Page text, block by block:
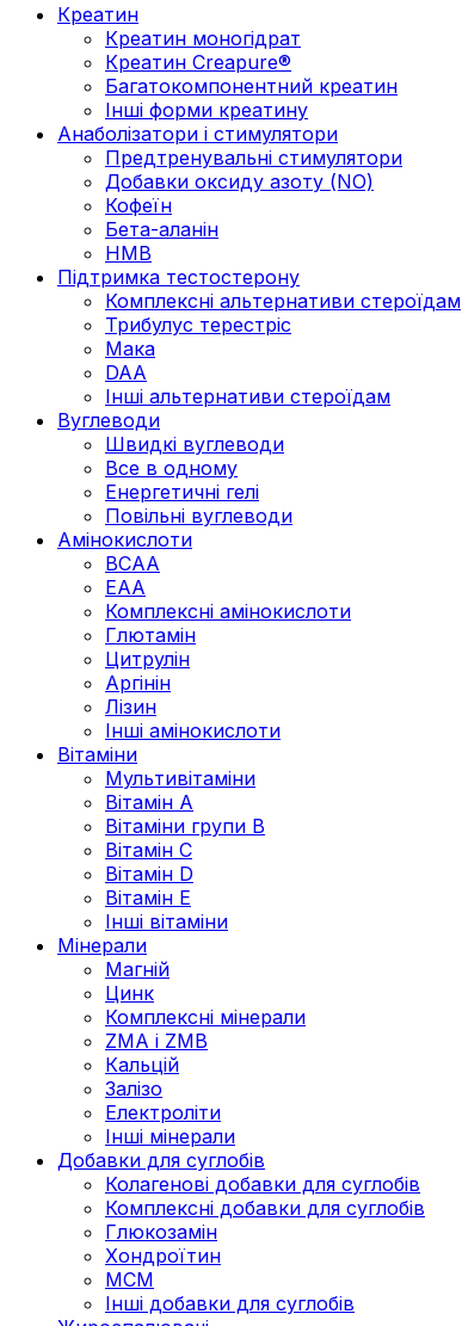
Креатин
Креатин моногідрат
Креатин Creapure®
Багатокомпонентний креатин
Інші форми креатину
Анаболізатори і стимулятори
Предтренувальні стимулятори
Добавки оксиду азоту (NO)
Кофеїн
Бета-аланін
HMB
Підтримка тестостерону
Комплексні альтернативи стероїдам
Трибулус терестріс
Мака
DAA
Інші альтернативи стероїдам
Вуглеводи
Швидкі вуглеводи
Все в одному
Енергетичні гелі
Повільні вуглеводи
Амінокислоти
BCAA
EAA
Комплексні амінокислоти
Глютамін
Цитрулін
Аргінін
Лізин
Інші амінокислоти
Вітаміни
Мультивітаміни
Вітамін А
Вітаміни групи В
Вітамін C
Вітамін D
Вітамін Е
Інші вітаміни
Мінерали
Магній
Цинк
Комплексні мінерали
ZMA і ZMB
Кальцій
Залізо
Електроліти
Інші мінерали
Добавки для суглобів
Колагенові добавки для суглобів
Комплексні добавки для суглобів
Глюкозамін
Хондроїтин
МСМ
Інші добавки для суглобів